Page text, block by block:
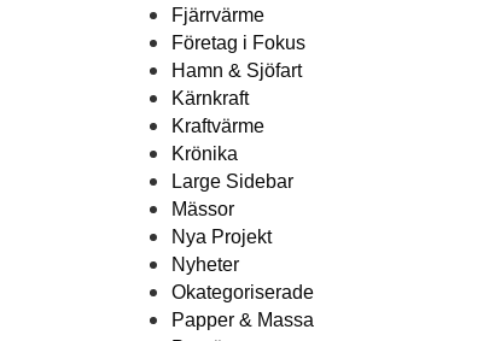
Fjärrvärme
Företag i Fokus
Hamn & Sjöfart
Kärnkraft
Kraftvärme
Krönika
Large Sidebar
Mässor
Nya Projekt
Nyheter
Okategoriserade
Papper & Massa